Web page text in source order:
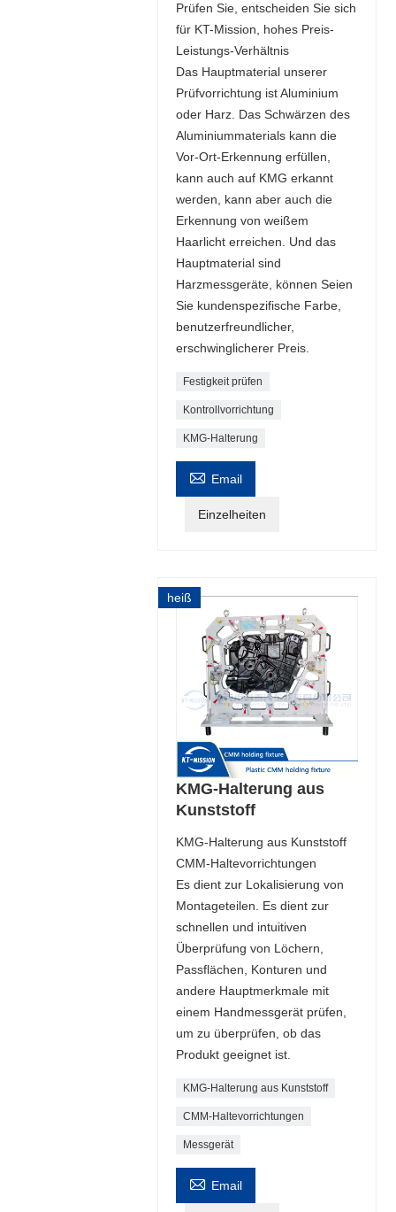
Prüfen Sie, entscheiden Sie sich
für KT-Mission, hohes Preis-
Leistungs-Verhältnis
Das Hauptmaterial unserer
Prüfvorrichtung ist Aluminium
oder Harz. Das Schwärzen des
Aluminiummaterials kann die
Vor-Ort-Erkennung erfüllen,
kann auch auf KMG erkannt
werden, kann aber auch die
Erkennung von weißem
Haarlicht erreichen. Und das
Hauptmaterial sind
Harzmessgeräte, können Seien
Sie kundenspezifische Farbe,
benutzerfreundlicher,
erschwinglicherer Preis.
Festigkeit prüfen
Kontrollvorrichtung
KMG-Halterung
 Email
Einzelheiten
heiß
KMG-Halterung aus
Kunststoff
KMG-Halterung aus Kunststoff
CMM-Haltevorrichtungen
Es dient zur Lokalisierung von
Montageteilen. Es dient zur
schnellen und intuitiven
Überprüfung von Löchern,
Passflächen, Konturen und
andere Hauptmerkmale mit
einem Handmessgerät prüfen,
um zu überprüfen, ob das
Produkt geeignet ist.
KMG-Halterung aus Kunststoff
CMM-Haltevorrichtungen
Messgerät
 Email